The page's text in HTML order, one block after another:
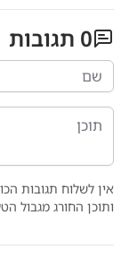
0 תגובות
אין לשלוח תגובות
ותוכן החורג מגבול